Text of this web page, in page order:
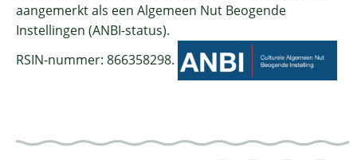
aangemerkt als een Algemeen Nut Beogende
Instellingen (ANBI-status).
RSIN-nummer: 866358298.